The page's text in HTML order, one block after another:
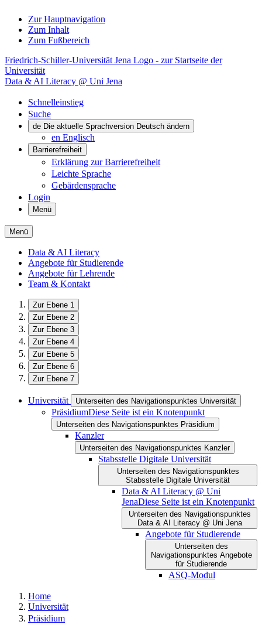
Zur Hauptnavigation
Zum Inhalt
Zum Fußbereich
Friedrich-Schiller-Universität Jena Logo - zur Startseite der
Universität
Data & AI Literacy @ Uni Jena
Schnelleinstieg
Suche
de Die aktuelle Sprachversion Deutsch ändern
en Englisch
Barrierefreiheit
Erklärung zur Barrierefreiheit
Leichte Sprache
Gebärdensprache
Login
Menü
Menü
Data & AI Literacy
Angebote für Studierende
Angebote für Lehrende
Team & Kontakt
Zur Ebene 1
Zur Ebene 2
Zur Ebene 3
Zur Ebene 4
Zur Ebene 5
Zur Ebene 6
Zur Ebene 7
Universität Unterseiten des Navigationspunktes Universität
PräsidiumDiese Seite ist ein Knotenpunkt
Unterseiten des Navigationspunktes Präsidium
Kanzler
Unterseiten des Navigationspunktes Kanzler
Stabsstelle Digitale Universität
Unterseiten des Navigationspunktes
Stabsstelle Digitale Universität
Data & AI Literacy @ Uni
JenaDiese Seite ist ein Knotenpunkt
Unterseiten des Navigationspunktes
Data & AI Literacy @ Uni Jena
Angebote für Studierende
Unterseiten des
Navigationspunktes Angebote
für Studierende
ASQ-Modul
Home
Universität
Präsidium